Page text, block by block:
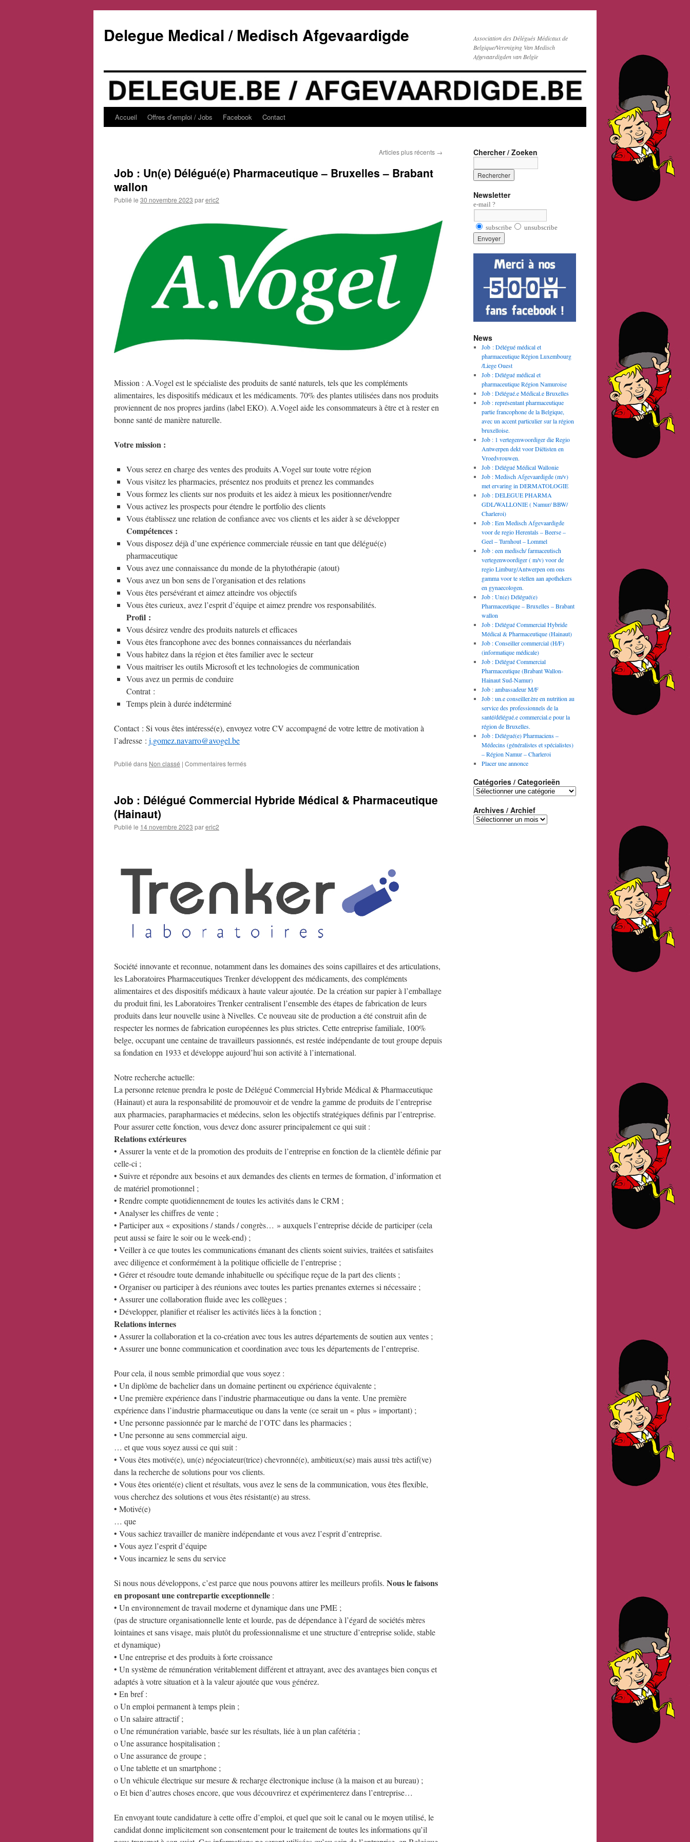
Delegue Medical / Medisch Afgevaardigde
Association des Délégués Médicaux de
Belgique/Vereniging Van Medisch
Afgevaardigden van Belgïe
Accueil Offres d’emploi / Jobs Facebook Contact
Articles plus récents →
Job : Un(e) Délégué(e) Pharmaceutique – Bruxelles – Brabant
wallon
Publié le 30 novembre 2023 pareric2
Mission : A.Vogel est le spécialiste des produits de santé naturels, tels que les compléments
alimentaires, les dispositifs médicaux et les médicaments. 70% des plantes utilisées dans nos produits
proviennent de nos propres jardins (label EKO). A.Vogel aide les consommateurs à être et à rester en
bonne santé de manière naturelle.
Votre mission :
Vous serez en charge des ventes des produits A.Vogel sur toute votre région
Vous visitez les pharmacies, présentez nos produits et prenez les commandes
Vous formez les clients sur nos produits et les aidez à mieux les positionner/vendre
Vous activez les prospects pour étendre le portfolio des clients
Vous établissez une relation de confiance avec vos clients et les aider à se développer
Compétences :
Vous disposez déjà d’une expérience commerciale réussie en tant que délégué(e)
pharmaceutique
Vous avez une connaissance du monde de la phytothérapie (atout)
Vous avez un bon sens de l’organisation et des relations
Vous êtes persévérant et aimez atteindre vos objectifs
Vous êtes curieux, avez l’esprit d’équipe et aimez prendre vos responsabilités.
Profil :
Vous désirez vendre des produits naturels et efficaces
Vous êtes francophone avec des bonnes connaissances du néerlandais
Vous habitez dans la région et êtes familier avec le secteur
Vous maitriser les outils Microsoft et les technologies de communication
Vous avez un permis de conduire
Contrat :
Temps plein à durée indéterminé
Contact : Si vous êtes intéressé(e), envoyez votre CV accompagné de votre lettre de motivation à
l’adresse : j.gomez.navarro@avogel.be
Publié dans Non classé | Commentaires fermés
Job : Délégué Commercial Hybride Médical & Pharmaceutique
(Hainaut)
Publié le 14 novembre 2023 pareric2
Société innovante et reconnue, notamment dans les domaines des soins capillaires et des articulations,
les Laboratoires Pharmaceutiques Trenker développent des médicaments, des compléments
alimentaires et des dispositifs médicaux à haute valeur ajoutée. De la création sur papier à l’emballage
du produit fini, les Laboratoires Trenker centralisent l’ensemble des étapes de fabrication de leurs
produits dans leur nouvelle usine à Nivelles. Ce nouveau site de production a été construit afin de
respecter les normes de fabrication européennes les plus strictes. Cette entreprise familiale, 100%
belge, occupant une centaine de travailleurs passionnés, est restée indépendante de tout groupe depuis
sa fondation en 1933 et développe aujourd’hui son activité à l’international.
Notre recherche actuelle:
La personne retenue prendra le poste de Délégué Commercial Hybride Médical & Pharmaceutique
(Hainaut) et aura la responsabilité de promouvoir et de vendre la gamme de produits de l’entreprise
aux pharmacies, parapharmacies et médecins, selon les objectifs stratégiques définis par l’entreprise.
Pour assurer cette fonction, vous devez donc assurer principalement ce qui suit :
Relations extérieures
• Assurer la vente et de la promotion des produits de l’entreprise en fonction de la clientèle définie par
celle-ci ;
• Suivre et répondre aux besoins et aux demandes des clients en termes de formation, d’information et
de matériel promotionnel ;
• Rendre compte quotidiennement de toutes les activités dans le CRM ;
• Analyser les chiffres de vente ;
• Participer aux « expositions / stands / congrès… » auxquels l’entreprise décide de participer (cela
peut aussi se faire le soir ou le week-end) ;
• Veiller à ce que toutes les communications émanant des clients soient suivies, traitées et satisfaites
avec diligence et conformément à la politique officielle de l’entreprise ;
• Gérer et résoudre toute demande inhabituelle ou spécifique reçue de la part des clients ;
• Organiser ou participer à des réunions avec toutes les parties prenantes externes si nécessaire ;
• Assurer une collaboration fluide avec les collègues ;
• Développer, planifier et réaliser les activités liées à la fonction ;
Relations internes
• Assurer la collaboration et la co-création avec tous les autres départements de soutien aux ventes ;
• Assurer une bonne communication et coordination avec tous les départements de l’entreprise.
Pour cela, il nous semble primordial que vous soyez :
• Un diplôme de bachelier dans un domaine pertinent ou expérience équivalente ;
• Une première expérience dans l’industrie pharmaceutique ou dans la vente. Une première
expérience dans l’industrie pharmaceutique ou dans la vente (ce serait un « plus » important) ;
• Une personne passionnée par le marché de l’OTC dans les pharmacies ;
• Une personne au sens commercial aigu.
… et que vous soyez aussi ce qui suit :
• Vous êtes motivé(e), un(e) négociateur(trice) chevronné(e), ambitieux(se) mais aussi très actif(ve)
dans la recherche de solutions pour vos clients.
• Vous êtes orienté(e) client et résultats, vous avez le sens de la communication, vous êtes flexible,
vous cherchez des solutions et vous êtes résistant(e) au stress.
• Motivé(e)
… que
• Vous sachiez travailler de manière indépendante et vous avez l’esprit d’entreprise.
• Vous ayez l’esprit d’équipe
• Vous incarniez le sens du service
Si nous nous développons, c’est parce que nous pouvons attirer les meilleurs profils. Nous le faisons
en proposant une contrepartie exceptionnelle :
• Un environnement de travail moderne et dynamique dans une PME ;
(pas de structure organisationnelle lente et lourde, pas de dépendance à l’égard de sociétés mères
lointaines et sans visage, mais plutôt du professionnalisme et une structure d’entreprise solide, stable
et dynamique)
• Une entreprise et des produits à forte croissance
• Un système de rémunération véritablement différent et attrayant, avec des avantages bien conçus et
adaptés à votre situation et à la valeur ajoutée que vous générez.
• En bref :
o Un emploi permanent à temps plein ;
o Un salaire attractif ;
o Une rémunération variable, basée sur les résultats, liée à un plan cafétéria ;
o Une assurance hospitalisation ;
o Une assurance de groupe ;
o Une tablette et un smartphone ;
o Un véhicule électrique sur mesure & recharge électronique incluse (à la maison et au bureau) ;
o Et bien d’autres choses encore, que vous découvrirez et expérimenterez dans l’entreprise…
En envoyant toute candidature à cette offre d’emploi, et quel que soit le canal ou le moyen utilisé, le
candidat donne implicitement son consentement pour le traitement de toutes les informations qu’il
Chercher / Zoeken
Newsletter
e-mail ?
subscribe unsubscribe
News
Job : Délégué médical et
pharmaceutique Région Luxembourg
/Liege Ouest
Job : Délégué médical et
pharmaceutique Région Namuroise
Job : Délégué.e Médical.e Bruxelles
Job : représentant pharmaceutique
partie francophone de la Belgique,
avec un accent particulier sur la région
bruxelloise.
Job : 1 vertegenwoordiger die Regio
Antwerpen dekt voor Diëtisten en
Vroedvrouwen.
Job : Délégué Médical Wallonie
Job : Medisch Afgevaardigde (m/v)
met ervaring in DERMATOLOGIE
Job : DELEGUE PHARMA
GDL/WALLONIE ( Namur/ BBW/
Charleroi)
Job : Een Medisch Afgevaardigde
voor de regio Herentals – Beerse –
Geel – Turnhout – Lommel
Job : een medisch/ farmaceutisch
vertegenwoordiger ( m/v) voor de
regio Limburg/Antwerpen om ons
gamma voor te stellen aan apothekers
en gynaecologen.
Job : Un(e) Délégué(e)
Pharmaceutique – Bruxelles – Brabant
wallon
Job : Délégué Commercial Hybride
Médical & Pharmaceutique (Hainaut)
Job : Conseiller commercial (H/F)
(informatique médicale)
Job : Délégué Commercial
Pharmaceutique (Brabant Wallon-
Hainaut Sud-Namur)
Job : ambassadeur M/F
Job : un.e conseiller.ère en nutrition au
service des professionnels de la
santé/délégué.e commercial.e pour la
région de Bruxelles.
Job : Délégué(e) Pharmaciens –
Médecins (généralistes et spécialistes)
– Région Namur – Charleroi
Placer une annonce
Catégories / Categorieën
Archives / Archief